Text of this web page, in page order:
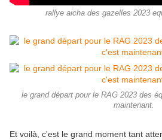
rallye aicha des gazelles 2023
le grand départ pour le RAG 2023 des
maintenant.
Et voilà, c'est le grand moment tant